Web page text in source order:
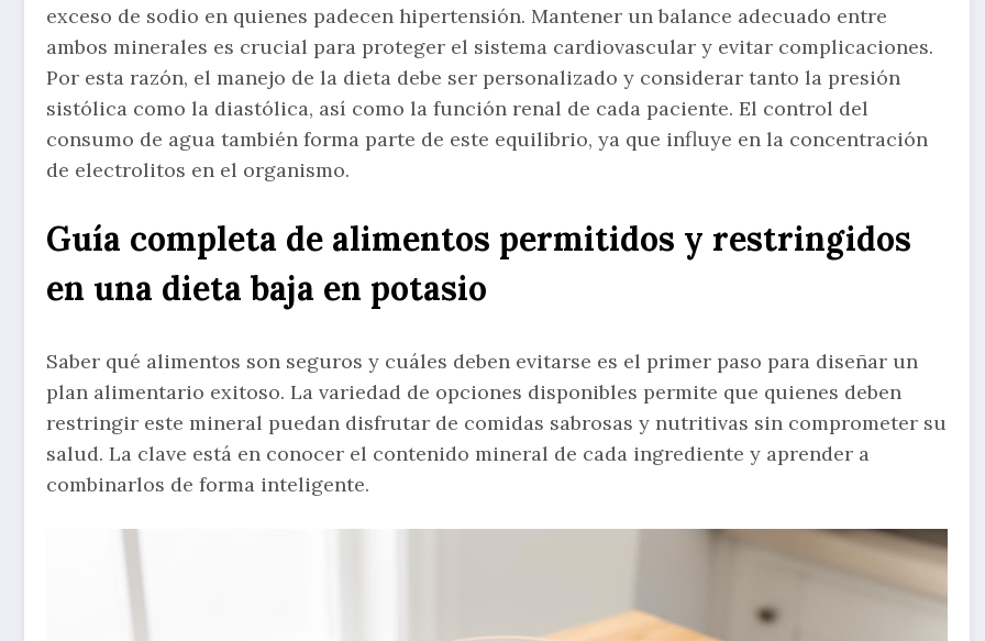
exceso de sodio en quienes padecen hipertensión. Mantener un balance adecuado entre
ambos minerales es crucial para proteger el sistema cardiovascular y evitar complicaciones.
Por esta razón, el manejo de la dieta debe ser personalizado y considerar tanto la presión
sistólica como la diastólica, así como la función renal de cada paciente. El control del
consumo de agua también forma parte de este equilibrio, ya que influye en la concentración
de electrolitos en el organismo.
Guía completa de alimentos permitidos y restringidos
en una dieta baja en potasio
Saber qué alimentos son seguros y cuáles deben evitarse es el primer paso para diseñar un
plan alimentario exitoso. La variedad de opciones disponibles permite que quienes deben
restringir este mineral puedan disfrutar de comidas sabrosas y nutritivas sin comprometer su
salud. La clave está en conocer el contenido mineral de cada ingrediente y aprender a
combinarlos de forma inteligente.